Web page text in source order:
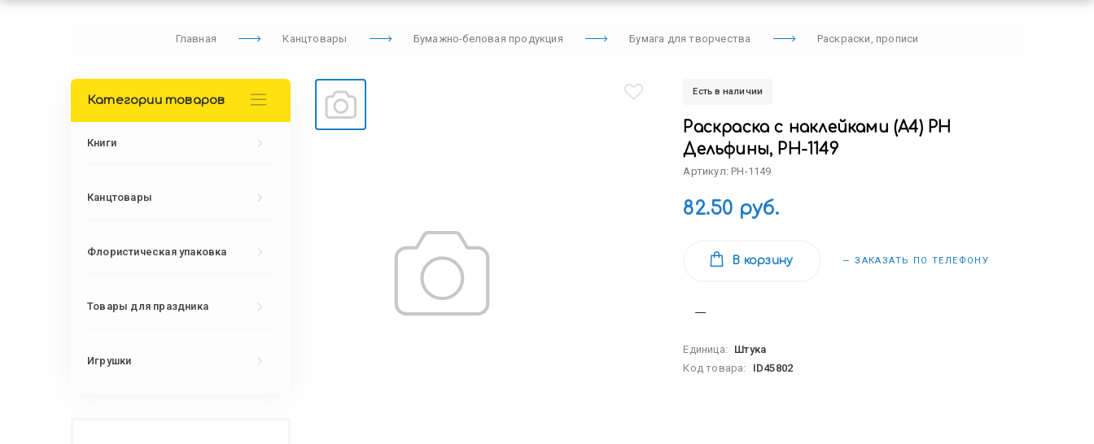
Главная Канцтовары Бумажно-беловая продукция Бумага для творчества Раскраски, прописи
Есть в наличии
Раскраска с наклейками (А4) РН
Дельфины, РН-1149
Артикул: РН-1149
82.50 руб.
В корзину — ЗАКАЗАТЬ ПО ТЕЛЕФОНУ
Единица:
Штука
Код товара:
ID45802
Категории товаров
Книги
Канцтовары
Флористическая упаковка
Товары для праздника
Игрушки